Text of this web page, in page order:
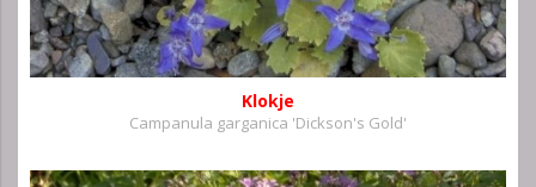
Klokje
Campanula garganica 'Dickson's Gold'